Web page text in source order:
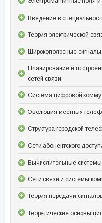
Введение в
Теория электрической
Широкополосные
Планирование и
сетей связи
Система цифровой
Эволюция местных
Структура городской
Сети абонентского
Вычислительные
Сети связи и системы
Теория передачи сигналов
Теоретические основы